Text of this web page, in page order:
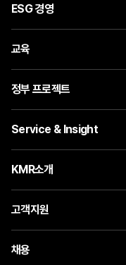
ESG 경영
교육
정부 프로젝트
Service & Insight
KMR소개
고객지원
채용